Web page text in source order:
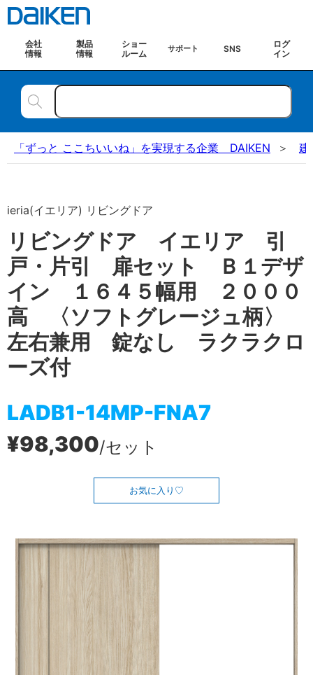
会社
情報
製品
情報
ショー
ルーム
サポート SNS
ログ
イン
「ずっと ここちいいね」を実現する企業 DAIKEN 建
ieria(イエリア) リビングドア
リビングドア イエリア 引
戸・片引 扉セット Ｂ１デザ
イン １６４５幅用 ２０００
高 〈ソフトグレージュ柄〉
左右兼用 錠なし ラクラクロ
ーズ付
LADB1-14MP-FNA7
¥98,300/セット
お気に入り